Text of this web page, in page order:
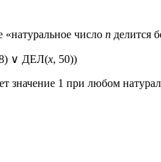
«натуральное число n делится
∨ ДЕЛ(x, 50))
значение 1 при любом